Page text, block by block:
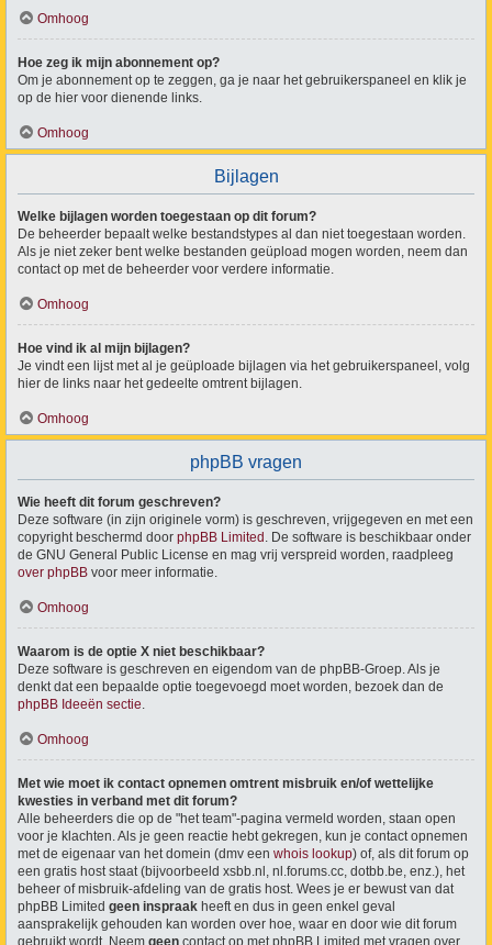
Omhoog
Hoe zeg ik mijn abonnement op?
Om je abonnement op te zeggen, ga je naar het gebruikerspaneel en klik je
op de hier voor dienende links.
Omhoog
Bijlagen
Welke bijlagen worden toegestaan op dit forum?
De beheerder bepaalt welke bestandstypes al dan niet toegestaan worden.
Als je niet zeker bent welke bestanden geüpload mogen worden, neem dan
contact op met de beheerder voor verdere informatie.
Omhoog
Hoe vind ik al mijn bijlagen?
Je vindt een lijst met al je geüploade bijlagen via het gebruikerspaneel, volg
hier de links naar het gedeelte omtrent bijlagen.
Omhoog
phpBB vragen
Wie heeft dit forum geschreven?
Deze software (in zijn originele vorm) is geschreven, vrijgegeven en met een
copyright beschermd door phpBB Limited . De software is beschikbaar onder
de GNU General Public License en mag vrij verspreid worden, raadpleeg
over phpBB voor meer informatie.
Omhoog
Waarom is de optie X niet beschikbaar?
Deze software is geschreven en eigendom van de phpBB-Groep. Als je
denkt dat een bepaalde optie toegevoegd moet worden, bezoek dan de
phpBB Ideeën sectie.
Omhoog
Met wie moet ik contact opnemen omtrent misbruik en/of wettelijke
kwesties in verband met dit forum?
Alle beheerders die op de "het team"-pagina vermeld worden, staan open
voor je klachten. Als je geen reactie hebt gekregen, kun je contact opnemen
met de eigenaar van het domein (dmv een whois lookup) of, als dit forum op
een gratis host staat (bijvoorbeeld xsbb.nl, nl.forums.cc, dotbb.be, enz.), het
beheer of misbruik-afdeling van de gratis host. Wees je er bewust van dat
phpBB Limited geen inspraak heeft en dus in geen enkel geval
aansprakelijk gehouden kan worden over hoe, waar en door wie dit forum
gebruikt wordt. Neem geen contact op met phpBB Limited met vragen over